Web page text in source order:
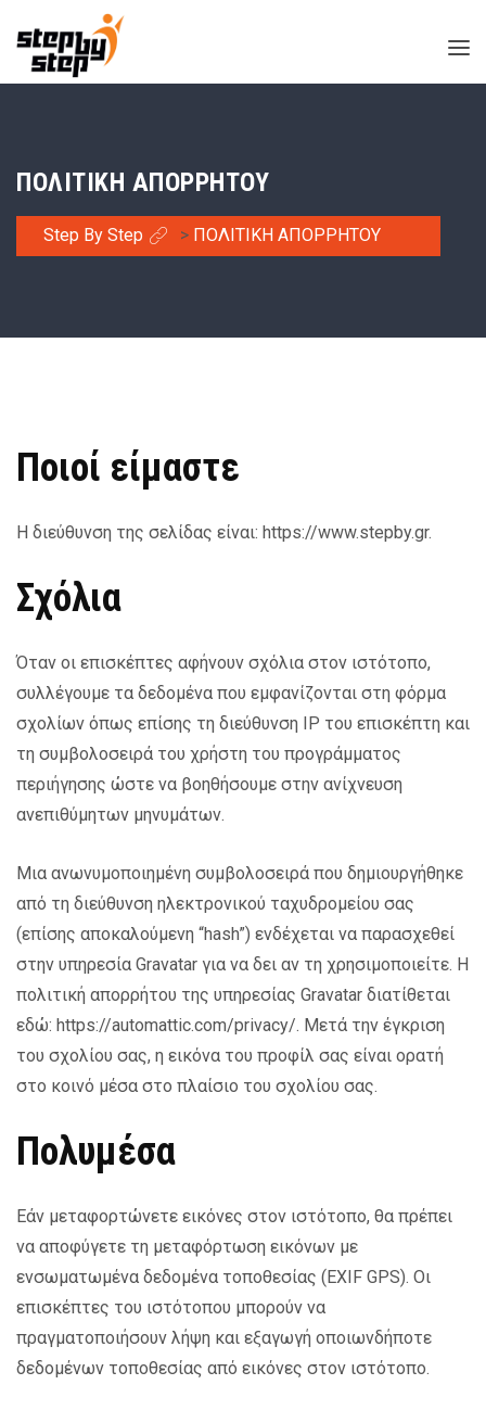
ΠΟΛΙΤΙΚΗ ΑΠΟΡΡΗΤΟΥ
Step By Step > ΠΟΛΙΤΙΚΗ ΑΠΟΡΡΗΤΟΥ
Ποιοί είμαστε
Η διεύθυνση της σελίδας είναι: https://www.stepby.gr.
Σχόλια
Όταν οι επισκέπτες αφήνουν σχόλια στον ιστότοπο,
συλλέγουμε τα δεδομένα που εμφανίζονται στη φόρμα
σχολίων όπως επίσης τη διεύθυνση IP του επισκέπτη και
τη συμβολοσειρά του χρήστη του προγράμματος
περιήγησης ώστε να βοηθήσουμε στην ανίχνευση
ανεπιθύμητων μηνυμάτων.
Μια ανωνυμοποιημένη συμβολοσειρά που δημιουργήθηκε
από τη διεύθυνση ηλεκτρονικού ταχυδρομείου σας
(επίσης αποκαλούμενη “hash”) ενδέχεται να παρασχεθεί
στην υπηρεσία Gravatar για να δει αν τη χρησιμοποιείτε. Η
πολιτική απορρήτου της υπηρεσίας Gravatar διατίθεται
εδώ: https://automattic.com/privacy/. Μετά την έγκριση
του σχολίου σας, η εικόνα του προφίλ σας είναι ορατή
στο κοινό μέσα στο πλαίσιο του σχολίου σας.
Πολυμέσα
Εάν μεταφορτώνετε εικόνες στον ιστότοπο, θα πρέπει
να αποφύγετε τη μεταφόρτωση εικόνων με
ενσωματωμένα δεδομένα τοποθεσίας (EXIF GPS). Οι
επισκέπτες του ιστότοπου μπορούν να
πραγματοποιήσουν λήψη και εξαγωγή οποιωνδήποτε
δεδομένων τοποθεσίας από εικόνες στον ιστότοπο.